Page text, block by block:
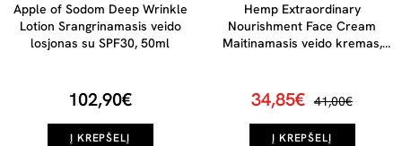
Apple of Sodom Deep Wrinkle
Lotion Srangrinamasis veido
losjonas su SPF30, 50ml
102,90€
Į KREPŠELĮ
Hemp Extraordinary
Nourishment Face Cream
Maitinamasis veido kremas,
34,85€ 41,00€
Į KREPŠELĮ